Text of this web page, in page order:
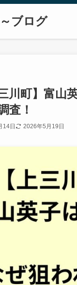
ブログ
三川町】富
査！
14日 2026年5月19日